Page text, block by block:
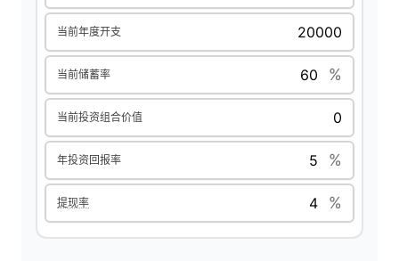
d
e
o
当前年度开支
当前储蓄率 %
当前投资组合价值
年投资回报率 %
提现率 %